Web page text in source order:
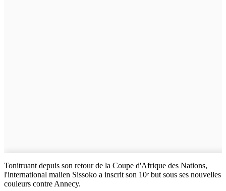
Tonitruant depuis son retour de la Coupe d'Afrique des Nations,
l'international malien Sissoko a inscrit son 10ᵉ but sous ses nouvelles
couleurs contre Annecy.